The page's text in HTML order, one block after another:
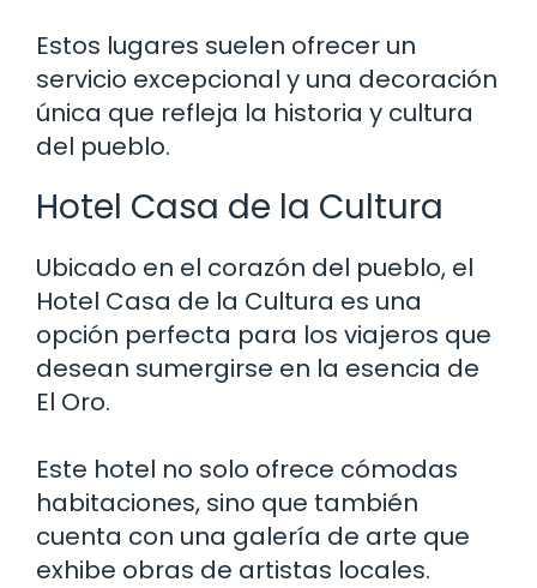
Estos lugares suelen ofrecer un
servicio excepcional y una decoración
única que refleja la historia y cultura
del pueblo.
Hotel Casa de la Cultura
Ubicado en el corazón del pueblo, el
Hotel Casa de la Cultura es una
opción perfecta para los viajeros que
desean sumergirse en la esencia de
El Oro.
Este hotel no solo ofrece cómodas
habitaciones, sino que también
cuenta con una galería de arte que
exhibe obras de artistas locales.